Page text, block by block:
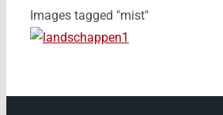
Images tagged "mist"